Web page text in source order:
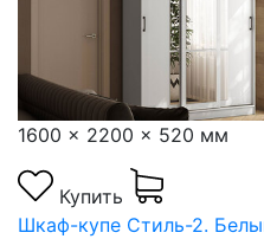
1600 x 2200 x 520 мм
Купить
Шкаф-купе Стиль-2.